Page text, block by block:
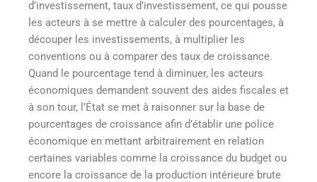
d’investissement, taux d’investissement, ce qui pousse
les acteurs à se mettre à calculer des pourcentages, à
découper les investissements, à multiplier les
conventions ou à comparer des taux de croissance.
Quand le pourcentage tend à diminuer, les acteurs
économiques demandent souvent des aides fiscales et
à son tour, l’État se met à raisonner sur la base de
pourcentages de croissance afin d’établir une police
économique en mettant arbitrairement en relation
certaines variables comme la croissance du budget ou
encore la croissance de la production intérieure brute